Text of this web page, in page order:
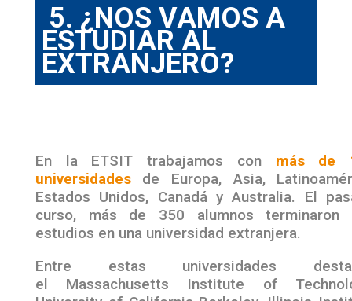
5. ¿NOS VAMOS A
ESTUDIAR AL
EXTRANJERO?
En la ETSIT trabajamos con más de
universidadesde Europa, Asia,
Estados Unidos, Canadá y Australia. El
curso, más de 350 alumnos terminaron
estudios en una universidad extranjera.
Entre estas universidades
el Massachusetts Institute of